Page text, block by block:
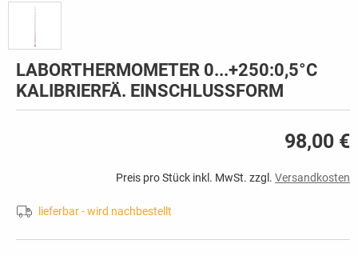
LABORTHERMOMETER 0...+250:0,5°C
KALIBRIERFÄ. EINSCHLUSSFORM
98,00 €
Preis pro Stück inkl. MwSt. zzgl. Versandkosten
lieferbar - wird nachbestellt